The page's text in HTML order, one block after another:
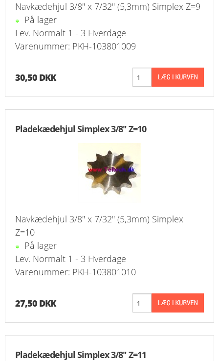
PROFIL
VILKÅR
Navkædehjul 3/8" x 7/32" (5,3mm) Simplex Z=9
På lager
Lev. Normalt 1 - 3 Hverdage
Varenummer: PKH-103801009
30,50 DKK
Pladekædehjul Simplex 3/8" Z=10
Navkædehjul 3/8" x 7/32" (5,3mm) Simplex
Z=10
På lager
Lev. Normalt 1 - 3 Hverdage
Varenummer: PKH-103801010
27,50 DKK
Pladekædehjul Simplex 3/8" Z=11